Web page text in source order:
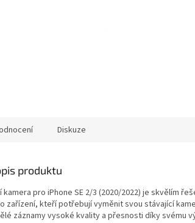
Diskuze
produktu
kamera pro iPhone SE 2/3 (2020/2022) je skvělím
zařízení, kteří potřebují vyměnit svou stávající
záznamy vysoké kvality a přesnosti díky svému